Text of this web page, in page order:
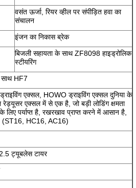
वसंत ऊर्जा, रियर व्हील पर संपीड़ित हवा का
संचालन
इंजन का निकास ब्रेक
बिजली सहायता के साथ ZF8098 हाइड्रोलिक
स्टीयरिंग
HF7
एक्सल, HOWO ड्राइविंग एक्सल दुनिया के
एक्सल में से एक है, जो बड़ी लोडिंग क्षमता
पर्याप्त है, रखरखाव प्राप्त करने में आसान है,
(ST16, HC16, AC16)
ट्यूबलेस टायर